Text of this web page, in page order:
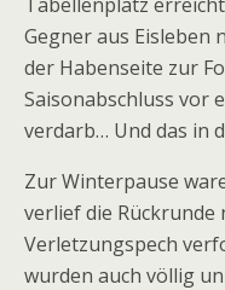
Gegner aus Eisleben
der Habenseite zur
Saisonabschluss vor
verdarb… Und das in
Zur Winterpause
verlief die Rückrunde
Verletzungspech
wurden auch völlig